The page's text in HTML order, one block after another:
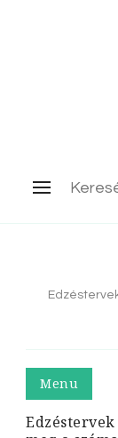
Keresés:
Menu